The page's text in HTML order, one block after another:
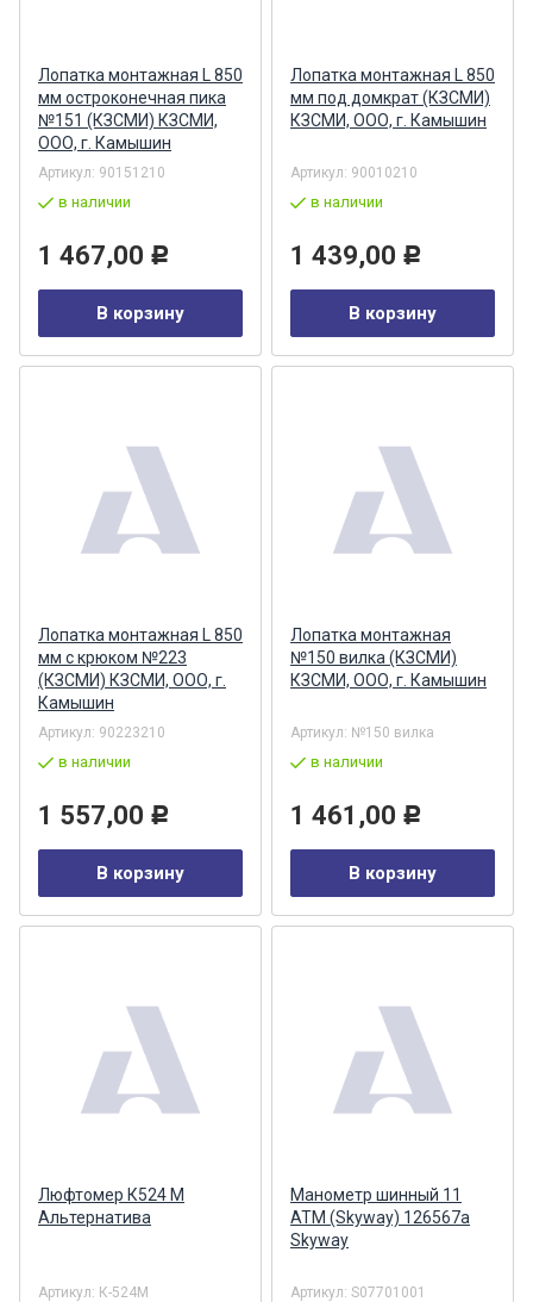
Лопатка монтажная L 850
мм остроконечная пика
№151 (КЗСМИ) КЗСМИ,
ООО, г. Камышин
Артикул: 90151210
в наличии
1 467,00 Р
В корзину
Лопатка монтажная L 850
мм под домкрат (КЗСМИ)
КЗСМИ, ООО, г. Камышин
Артикул: 90010210
в наличии
1 439,00 Р
В корзину
Лопатка монтажная L 850
мм с крюком №223
(КЗСМИ) КЗСМИ, ООО, г.
Камышин
Артикул: 90223210
в наличии
1 557,00 Р
В корзину
Лопатка монтажная
№150 вилка (КЗСМИ)
КЗСМИ, ООО, г. Камышин
Артикул: №150 вилка
в наличии
1 461,00 Р
В корзину
Люфтомер К524 М
Альтернатива
Артикул: К-524М
Манометр шинный 11
ATM (Skyway) 126567a
Skyway
Артикул: S07701001